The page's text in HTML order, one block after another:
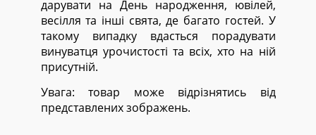
дарувати на День народження, ювілей,
весілля та інші свята, де багато гостей. У
такому випадку вдасться порадувати
винуватця урочистості та всіх, хто на ній
присутній.
Увага: товар може відрізнятись від
представлених зображень.